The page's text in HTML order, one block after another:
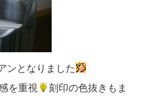
ンとなりました
を重視
刻印の色抜きもま